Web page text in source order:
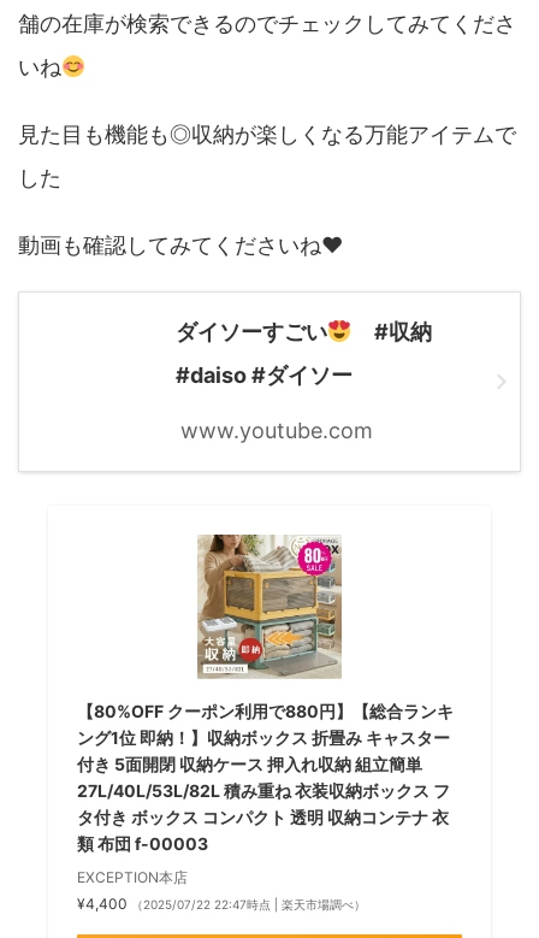
舗の在庫が検索できるのでチェックしてみてくださ
いね
見た目も機能も◎収納が楽しくなる万能アイテムで
した
動画も確認してみてくださいね♥
ダイソーすごい
#収納
#daiso #ダイソー
www.youtube.com
【80%OFF クーポン利用で880円】【総合ランキ
ング1位 即納！】収納ボックス 折畳み キャスター
付き 5面開閉 収納ケース 押入れ収納 組立簡単
27L/40L/53L/82L 積み重ね 衣装収納ボックス フ
タ付き ボックス コンパクト 透明 収納コンテナ 衣
類 布団 f-00003
EXCEPTION本店
¥4,400
（2025/07/22 22:47時点 | 楽天市場調べ）